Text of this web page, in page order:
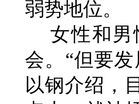
弱势地位。
女性和男
会。“但要
以钢介绍，